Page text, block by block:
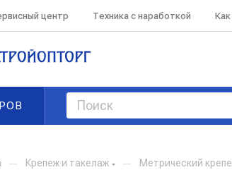
центр Техника с наработкой Как
— Крепеж и такелаж — Метрический